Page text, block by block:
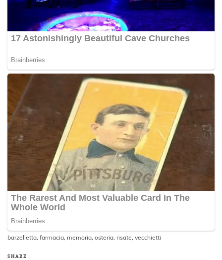
barzelletta, farmacia, memoria, osteria, risate, vecchietti
SHARE